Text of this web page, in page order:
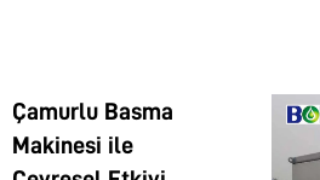
Çamurlu Basma
Makinesi ile